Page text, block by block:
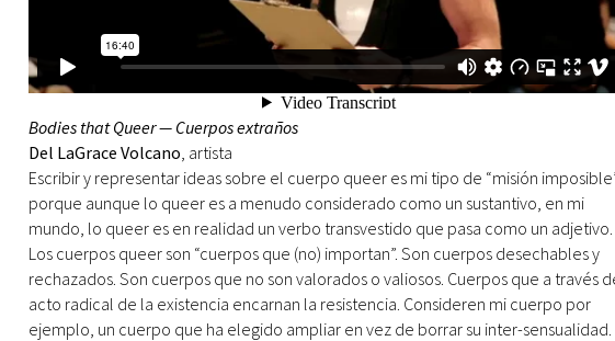
Bodies that Queer — Cuerpos extraños
Del LaGrace Volcano , artista
Escribir y representar ideas sobre el cuerpo queer es mi tipo de “misión
porque aunque lo queer es a menudo considerado como un sustantivo, en mi
mundo, lo queer es en realidad un verbo transvestido que pasa como un adjetivo.
Los cuerpos queer son “cuerpos que (no) importan”. Son cuerpos desechables y
rechazados. Son cuerpos que no son valorados o valiosos. Cuerpos que a través
acto radical de la existencia encarnan la resistencia. Consideren mi cuerpo por
ejemplo, un cuerpo que ha elegido ampliar en vez de borrar su inter-sensualidad.